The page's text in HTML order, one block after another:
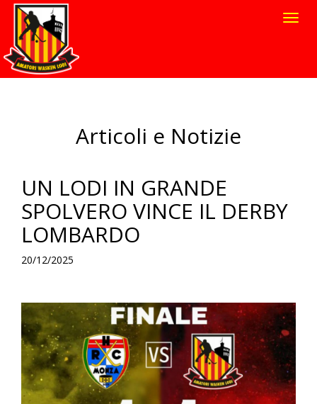
Articoli e Notizie
UN LODI IN GRANDE
SPOLVERO VINCE IL DERBY
LOMBARDO
20/12/2025